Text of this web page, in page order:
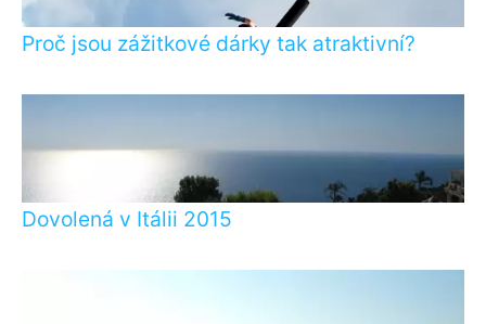
Proč jsou zážitkové dárky tak atraktivní?
Dovolená v Itálii 2015